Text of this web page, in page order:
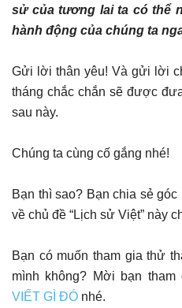
sử của tương lai ta có thể
hành động của chúng ta
Gửi lời thân yêu! Và gửi lời
tháng chắc chắn sẽ được
sau này.
Chúng ta cùng cố gắng nhé!
Bạn thì sao? Bạn chia sẻ
về chủ đề “Lịch sử Việt” này
Bạn có muốn tham gia thử
mình không? Mời bạn
VIẾT GÌ ĐÓ nhé.